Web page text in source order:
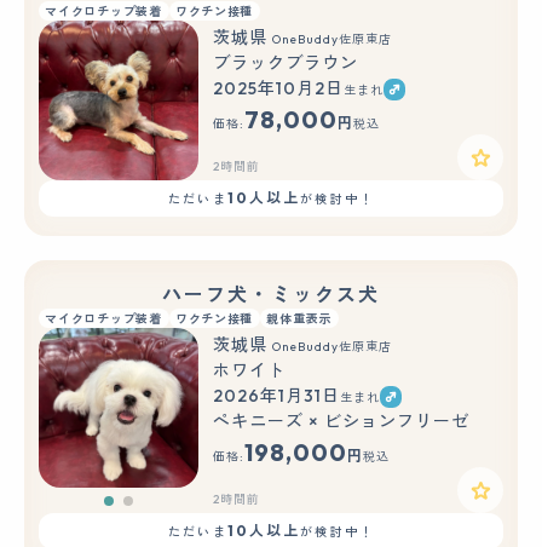
マイクロチップ装着 ワクチン接種
茨城県 OneBuddy佐原東店
ブラックブラウン
2025年10月2日 生まれ
価格: 78,000 円 税込
2時間前
ただいま 10人以上が検討中！
ハーフ犬・ミックス犬
マイクロチップ装着 ワクチン接種 親体重表示
もっと見る
茨城県 OneBuddy佐原東店
ホワイト
2026年1月31日 生まれ
ペキニーズ × ビションフリーゼ
価格:198,000 円 税込
2時間前
ただいま 10人以上が検討中！